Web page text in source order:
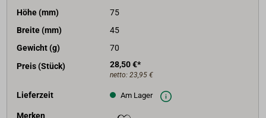
Höhe (mm)
75
Breite (mm)
45
Gewicht (g)
70
Preis (Stück)
28,50 €*
netto: 23,95 €
Lieferzeit Am Lager
Merken